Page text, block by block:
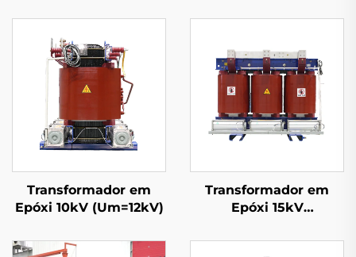
Transformador em
Epóxi 10kV (Um=12kV)
Transformador em
Epóxi 15kV